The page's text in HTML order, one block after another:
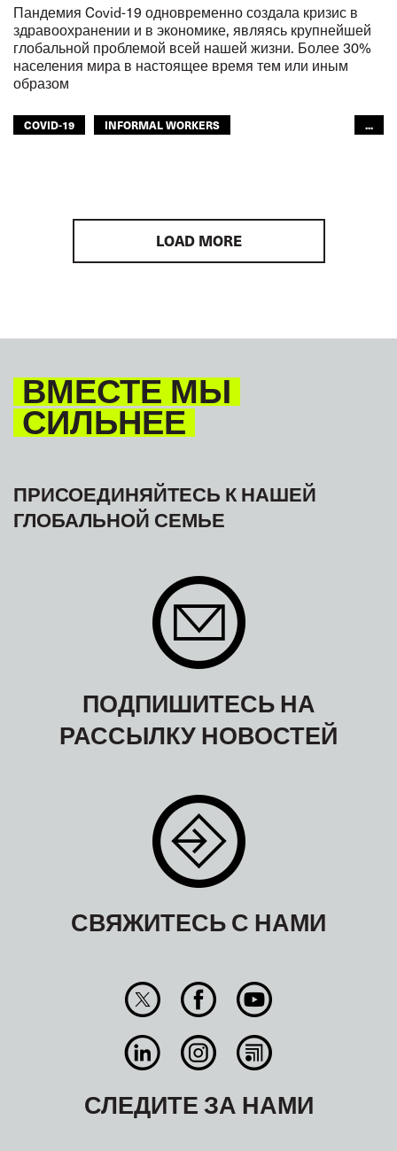
Пандемия Covid-19 одновременно создала кризис в
здравоохранении и в экономике, являясь крупнейшей
глобальной проблемой всей нашей жизни. Более 30%
населения мира в настоящее время тем или иным
образом
COVID-19
INFORMAL WORKERS
МЕЖАМЕРИКАНСКОЕ БЮРО МФТ
...
LOAD MORE
ВМЕСТЕ МЫ
СИЛЬНЕЕ
ПРИСОЕДИНЯЙТЕСЬ К НАШЕЙ
ГЛОБАЛЬНОЙ СЕМЬЕ
ПОДПИШИТЕСЬ НА
РАССЫЛКУ НОВОСТЕЙ
СВЯЖИТЕСЬ С НАМИ
СЛЕДИТЕ ЗА НАМИ